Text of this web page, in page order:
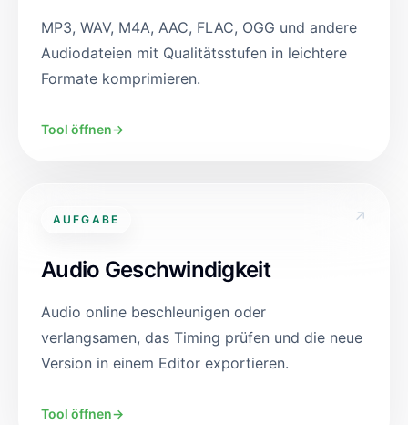
MP3, WAV, M4A, AAC, FLAC, OGG und andere
Audiodateien mit Qualitätsstufen in leichtere
Formate komprimieren.
Tool öffnen→
AUFGABE ↗
Audio Geschwindigkeit
Audio online beschleunigen oder
verlangsamen, das Timing prüfen und die neue
Version in einem Editor exportieren.
Tool öffnen→